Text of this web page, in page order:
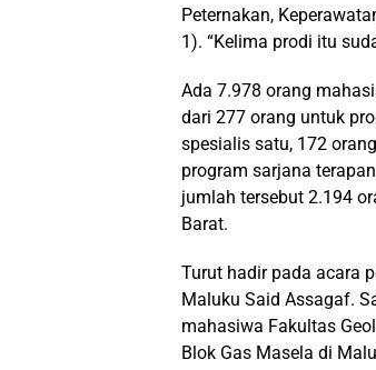
Peternakan,
1). “Kelima prodi itu
Ada 7.978 orang
dari 277 orang untuk
spesialis satu, 172
program sarjana
jumlah tersebut 2.194
Barat.
Turut hadir pada acara
Maluku Said Assagaf.
mahasiwa Fakultas
Blok Gas Masela di